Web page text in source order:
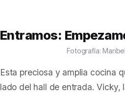
Entramos:
Fotografía:
Esta preciosa y amplia cocina
lado del hall de entrada. Vicky,